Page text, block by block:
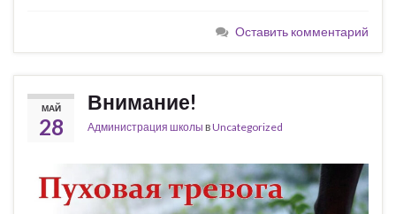
Оставить комментарий
МАЙ
28
Внимание!
Администрация школы вUncategorized